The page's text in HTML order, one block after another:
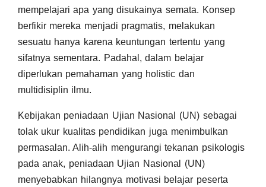
mempelajari apa yang disukainya semata. Konsep
berfikir mereka menjadi pragmatis, melakukan
sesuatu hanya karena keuntungan tertentu yang
sifatnya sementara. Padahal, dalam belajar
diperlukan pemahaman yang holistic dan
multidisiplin ilmu.
Kebijakan peniadaan Ujian Nasional (UN) sebagai
tolak ukur kualitas pendidikan juga menimbulkan
permasalan. Alih-alih mengurangi tekanan psikologis
pada anak, peniadaan Ujian Nasional (UN)
menyebabkan hilangnya motivasi belajar peserta